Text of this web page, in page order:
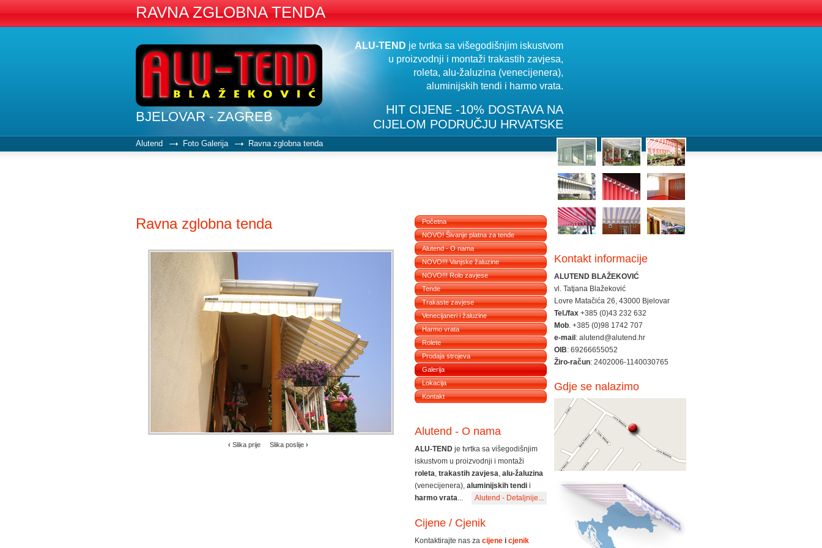
RAVNA ZGLOBNA TENDA
BJELOVAR - ZAGREB
ALU-TEND je tvrtka sa višegodišnjim iskustvom
u proizvodnji i montaži trakastih zavjesa,
roleta, alu-žaluzina (venecijenera),
aluminijskih tendi i harmo vrata.
HIT CIJENE -10% DOSTAVA NA
CIJELOM PODRUČJU HRVATSKE
Alutend Foto Galerija Ravna zglobna tenda
Ravna zglobna tenda
‹ Slika prije Slika poslije ›
Početna
NOVO! Šivanje platna za tende
Alutend - O nama
NOVO!!! Vanjske žaluzine
NOVO!!! Rolo zavjese
Tende
Trakaste zavjese
Venecijaneri i žaluzine
Harmo vrata
Rolete
Prodaja strojeva
Galerija
Lokacija
Kontakt
Alutend - O nama
ALU-TEND je tvrtka sa višegodišnjim
iskustvom u proizvodnji i montaži
roleta, trakastih zavjesa, alu-žaluzina
(venecijenera), aluminijskih tendi i
harmo vrata... Alutend - Detaljnije...
Cijene / Cjenik
Kontaktirajte nas za cijene i cjenik
Kontakt informacije
ALUTEND BLAŽEKOVIĆ
vl. Tatjana Blažeković
Lovre Matačića 26, 43000 Bjelovar
Tel./fax +385 (0)43 232 632
Mob. +385 (0)98 1742 707
e-mail : alutend@alutend.hr
OIB: 69266655052
Žiro-račun: 2402006-1140030765
Gdje se nalazimo